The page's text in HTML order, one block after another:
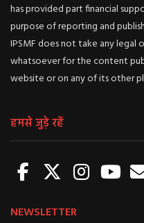
has provided part financial
purpose of reporting and
IPSMF does not take any legal
whatsoever for the content
website or on any of its other
हमसे जुड़े रहें
NEWSLETTER